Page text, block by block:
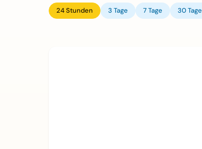
24 Stunden 3 Tage 7 Tage 30 Tage